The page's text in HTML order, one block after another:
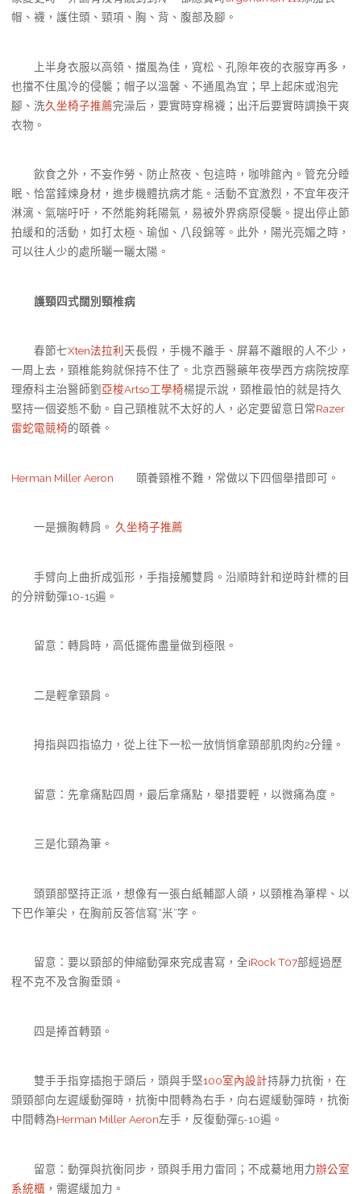
帽、襪，護住頭、頸項、胸、背、腹部及腳。
上半身衣服以高領、擋風為佳，寬松、孔隙年夜的衣服穿再多，
也擋不住風冷的侵襲；帽子以溫馨、不通風為宜；早上起床或泡完
腳、洗久坐椅子推薦完澡后，要實時穿棉襪；出汗后要實時調換干爽
衣物。
飲食之外，不妄作勞、防止熬夜、包這時，咖啡館內。管充分睡
眠、恰當錘煉身材，進步機體抗病才能。活動不宜激烈，不宜年夜汗
淋漓、氣喘吁吁，不然能夠耗陽氣，易被外界病原侵襲。提出停止節
拍緩和的活動，如打太極、瑜伽、八段錦等。此外，陽光亮媚之時，
可以往人少的處所曬一曬太陽。
護頸四式闊別頸椎病
春節七Xten法拉利 天長假，手機不離手、屏幕不離眼的人不少，
一周上去，頸椎能夠就保持不住了。北京西醫藥年夜學西方病院按摩
理療科主治醫師劉 亞梭Artso工學椅楊提示說，頸椎最怕的就是持久
堅持一個姿態不動。自己頸椎就不太好的人，必定要留意日常Razer
雷蛇電競椅的頤養。
Herman Miller Aeron 頤養頸椎不難，常做以下四個舉措即可。
一是擴胸轉肩。 久坐椅子推薦
手臂向上曲折成弧形，手指接觸雙肩。沿順時針和逆時針標的目
的分辨動彈10-15遍。
留意：轉肩時，高低擺佈盡量做到極限。
二是輕拿頸肩。
拇指與四指協力，從上往下一松一放悄悄拿頸部肌肉約2分鐘。
留意：先拿痛點四周，最后拿痛點，舉措要輕，以微痛為度。
三是化頸為筆。
頭頸部堅持正派，想像有一張白紙輔鄙人頜，以頸椎為筆桿、以
下巴作筆尖，在胸前反答信寫“米”字。
留意：要以頸部的伸縮動彈來完成書寫，全iRock T07部經過歷
程不克不及含胸垂頭。
四是捧首轉頸。
雙手手指穿插抱于頭后，頭與手堅100室內設計持靜力抗衡，在
頭頸部向左遲緩動彈時，抗衡中間轉為右手，向右遲緩動彈時，抗衡
中間轉為Herman Miller Aeron左手，反復動彈5-10遍。
留意：動彈與抗衡同步，頭與手用力雷同；不成驀地用力辦公室
系統櫃 ，需遲緩加力。